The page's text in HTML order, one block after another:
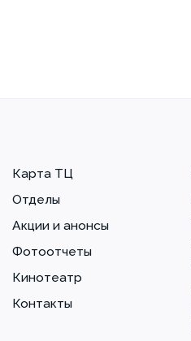
Карта ТЦ
Отделы
Акции и анонсы
Фотоотчеты
Кинотеатр
Контакты